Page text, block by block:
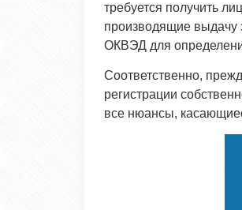
требуется получить
производящие выдачу
ОКВЭД для
Соответственно,
регистрации
все нюансы,